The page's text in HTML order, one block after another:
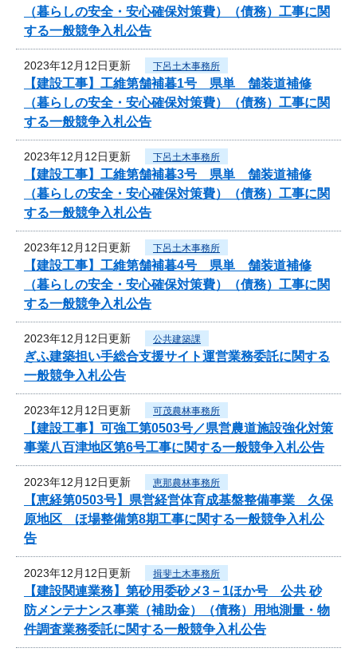
（暮らしの安全・安心確保対策費）（債務）工事に関
する一般競争入札公告
2023年12月12日更新 下呂土木事務所
【建設工事】工維第舗補暮1号 県単 舗装道補修
（暮らしの安全・安心確保対策費）（債務）工事に関
する一般競争入札公告
2023年12月12日更新 下呂土木事務所
【建設工事】工維第舗補暮3号 県単 舗装道補修
（暮らしの安全・安心確保対策費）（債務）工事に関
する一般競争入札公告
2023年12月12日更新 下呂土木事務所
【建設工事】工維第舗補暮4号 県単 舗装道補修
（暮らしの安全・安心確保対策費）（債務）工事に関
する一般競争入札公告
2023年12月12日更新 公共建築課
ぎふ建築担い手総合支援サイト運営業務委託に関する
一般競争入札公告
2023年12月12日更新 可茂農林事務所
【建設工事】可強工第0503号／県営農道施設強化対策
事業八百津地区第6号工事に関する一般競争入札公告
2023年12月12日更新 恵那農林事務所
【恵経第0503号】県営経営体育成基盤整備事業 久保
原地区 ほ場整備第8期工事に関する一般競争入札公
告
2023年12月12日更新 揖斐土木事務所
【建設関連業務】第砂用委砂メ3－1ほか号 公共 砂
防メンテナンス事業（補助金）（債務）用地測量・物
件調査業務委託に関する一般競争入札公告